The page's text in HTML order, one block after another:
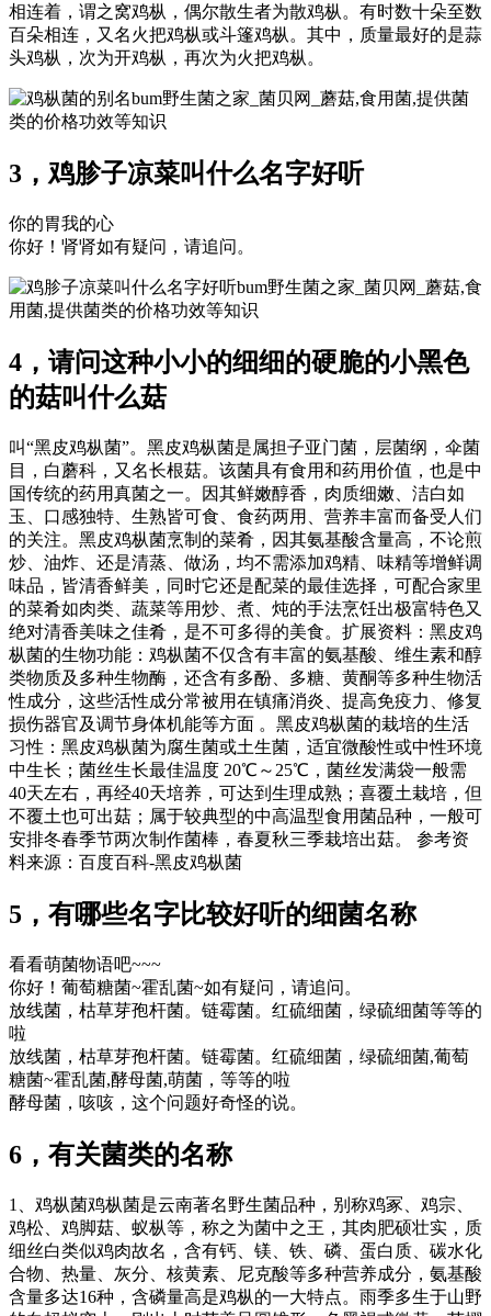
相连着，谓之窝鸡枞，偶尔散生者为散鸡枞。有时数十朵至数
百朵相连，又名火把鸡枞或斗篷鸡枞。其中，质量最好的是蒜
头鸡枞，次为开鸡枞，再次为火把鸡枞。
bum野生菌之家_菌贝网_蘑菇,食用菌,提供菌
类的价格功效等知识
3，鸡胗子凉菜叫什么名字好听
你的胃我的心
你好！肾肾如有疑问，请追问。
bum野生菌之家_菌贝网_蘑菇,食
用菌,提供菌类的价格功效等知识
4，请问这种小小的细细的硬脆的小黑色
的菇叫什么菇
叫“黑皮鸡枞菌”。黑皮鸡枞菌是属担子亚门菌，层菌纲，伞菌
目，白蘑科，又名长根菇。该菌具有食用和药用价值，也是中
国传统的药用真菌之一。因其鲜嫩醇香，肉质细嫩、洁白如
玉、口感独特、生熟皆可食、食药两用、营养丰富而备受人们
的关注。黑皮鸡枞菌烹制的菜肴，因其氨基酸含量高，不论煎
炒、油炸、还是清蒸、做汤，均不需添加鸡精、味精等增鲜调
味品，皆清香鲜美，同时它还是配菜的最佳选择，可配合家里
的菜肴如肉类、蔬菜等用炒、煮、炖的手法烹饪出极富特色又
绝对清香美味之佳肴，是不可多得的美食。扩展资料：黑皮鸡
枞菌的生物功能：鸡枞菌不仅含有丰富的氨基酸、维生素和醇
类物质及多种生物酶，还含有多酚、多糖、黄酮等多种生物活
性成分，这些活性成分常被用在镇痛消炎、提高免疫力、修复
损伤器官及调节身体机能等方面 。黑皮鸡枞菌的栽培的生活
习性：黑皮鸡枞菌为腐生菌或土生菌，适宜微酸性或中性环境
中生长；菌丝生长最佳温度 20℃～25℃，菌丝发满袋一般需
40天左右，再经40天培养，可达到生理成熟；喜覆土栽培，但
不覆土也可出菇；属于较典型的中高温型食用菌品种，一般可
安排冬春季节两次制作菌棒，春夏秋三季栽培出菇。 参考资
料来源：百度百科-黑皮鸡枞菌
5，有哪些名字比较好听的细菌名称
看看萌菌物语吧~~~
你好！葡萄糖菌~霍乱菌~如有疑问，请追问。
放线菌，枯草芽孢杆菌。链霉菌。红硫细菌，绿硫细菌等等的
啦
放线菌，枯草芽孢杆菌。链霉菌。红硫细菌，绿硫细菌,葡萄
糖菌~霍乱菌,酵母菌,萌菌，等等的啦
酵母菌，咳咳，这个问题好奇怪的说。
6，有关菌类的名称
1、鸡枞菌鸡枞菌是云南著名野生菌品种，别称鸡冢、鸡宗、
鸡松、鸡脚菇、蚁枞等，称之为菌中之王，其肉肥硕壮实，质
细丝白类似鸡肉故名，含有钙、镁、铁、磷、蛋白质、碳水化
合物、热量、灰分、核黄素、尼克酸等多种营养成分，氨基酸
含量多达16种，含磷量高是鸡枞的一大特点。雨季多生于山野